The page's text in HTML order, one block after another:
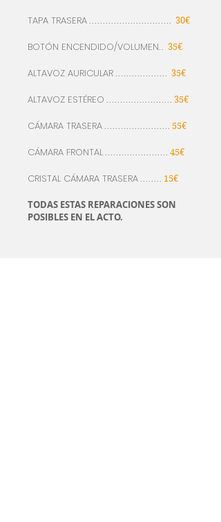
TAPA TRASERA.............................. 30€
BOTÓN ENCENDIDO/VOLUMEN.. 35€
ALTAVOZ AURICULAR................... 35€
ALTAVOZ ESTÉREO ........................ 35€
CÁMARA TRASERA........................ 55€
CÁMARA FRONTAL....................... 45€
CRISTAL CÁMARA TRASERA........ 15€
TODAS ESTAS REPARACIONES SON
POSIBLES EN EL ACTO.